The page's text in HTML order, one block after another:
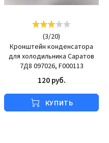
(3/20)
Кронштейн конденсатора
для холодильника Саратов
7Д8 097026, F000113
120 руб.
КУПИТЬ